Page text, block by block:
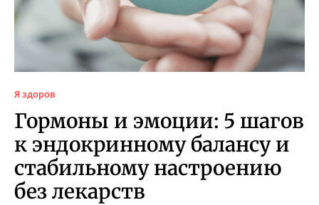
Я здоров
Гормоны и эмоции: 5 шагов
к эндокринному балансу и
стабильному настроению
без лекарств